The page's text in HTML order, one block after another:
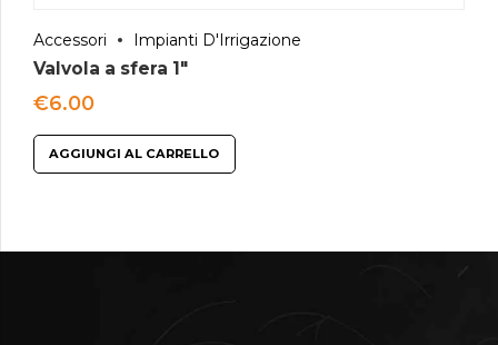
Accessori Impianti D'Irrigazione
Valvola a sfera 1″
€6.00
AGGIUNGI AL CARRELLO